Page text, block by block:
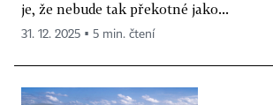
je, že nebude tak překotné jako...
31. 12. 2025 ▪ 5 min. čtení